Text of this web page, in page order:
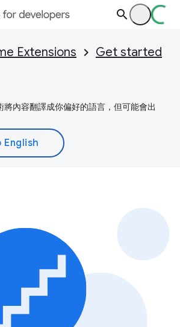
Extensions Get started
將內容翻譯成你偏好的語言，但可能會出